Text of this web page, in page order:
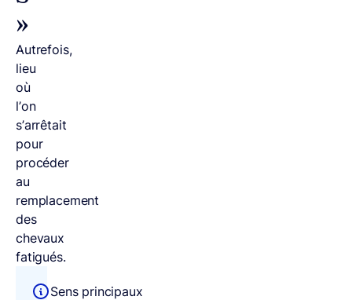
»
Autrefois,
lieu
où
l’on
s’arrêtait
pour
procéder
au
remplacement
des
chevaux
fatigués.
Sens principaux